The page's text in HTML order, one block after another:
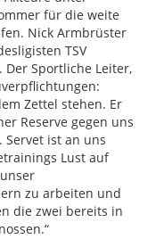
für die weite
Nick Armbrüster
TSV
Sportliche Leiter,
Zettel stehen. Er
Reserve gegen uns
ist an uns
Lust auf
zu arbeiten und
die zwei bereits in